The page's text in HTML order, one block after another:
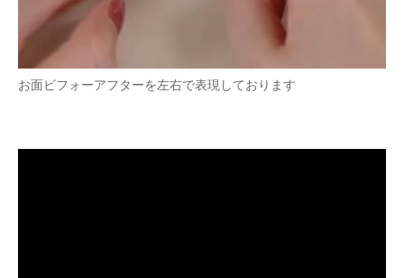
ちょっと気になるネットの話題
お面ビフォーアフターを左右で表現しております